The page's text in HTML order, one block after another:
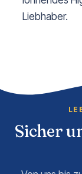
Liebhaber.
Sicher